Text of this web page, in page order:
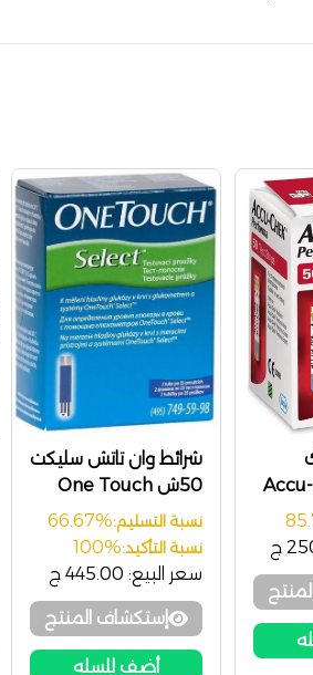
بيرفورما 50ش Accu-
ج
شرائط وان تاتش سليكت
50ش One Touch
Select
نسبة التسليم:66.67%
نسبة التأكيد:100%
سعر البيع: 445.00 ج
إستكشاف المنتج
أضف للسله